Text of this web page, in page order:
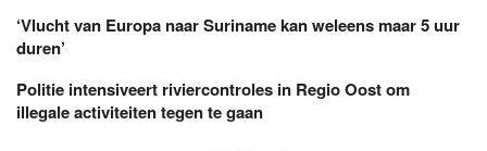
‘Vlucht van Europa naar Suriname kan weleens maar 5 uur
duren’
Politie intensiveert riviercontroles in Regio Oost om
illegale activiteiten tegen te gaan